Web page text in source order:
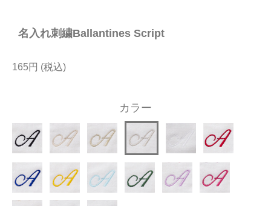
当サイトについて
大量購入・法人向けの購入の方は
お問い合わせ
名入れ刺繍Ballantines Script
165円
カラー